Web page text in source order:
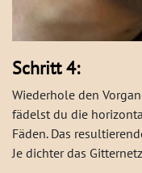
Schritt 4:
Wiederhole den
fädelst du die
Fäden. Das
Je dichter das